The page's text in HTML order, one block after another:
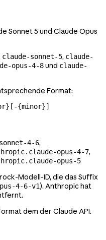
Sonnet 5 und Claude Opus
claude-sonnet-5, claude-
opus-4-8und claude-
Format:
{minor}]
4-6,
opus-4-7,
opus-5
Modell-ID, die das Suffix
4-6-v1). Anthropic hat
dem der Claude API.